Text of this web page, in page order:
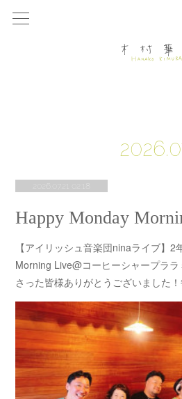
2026.
2026.07.21 02:18
【アイリッシュ音楽団ninaライブ】
Morning Live@コーヒーシャープラ
さった皆様ありがとうございました